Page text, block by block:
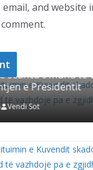
email, and
e Kuvendit
seanca s’mund të
e Presidentit
Vendi Sot